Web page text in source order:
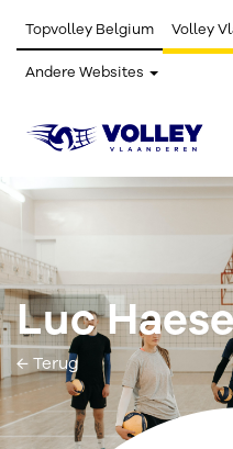
Topvolley Belgium Volley
Andere Websites
Luc
← Terug